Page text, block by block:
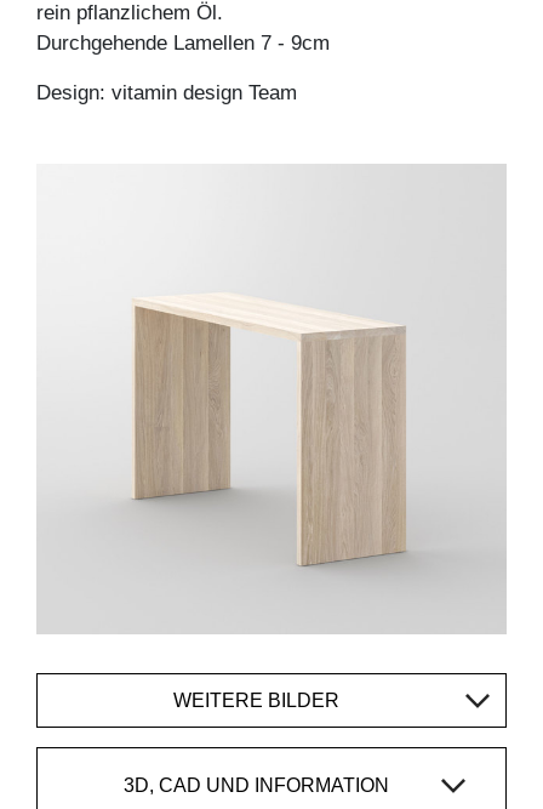
rein pflanzlichem Öl.
Durchgehende Lamellen 7 - 9cm
Design: vitamin design Team
WEITERE BILDER
3D, CAD UND INFORMATION